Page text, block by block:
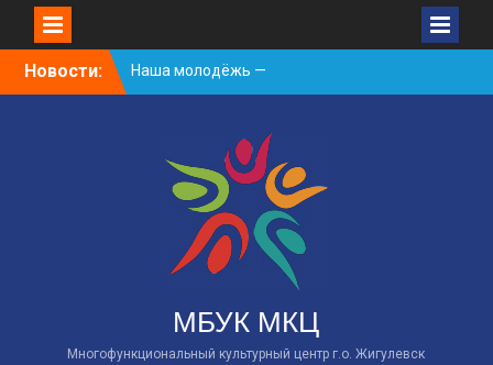
SkipНовости:
Наша молодёжь —
гордость Жигулёвска!
Встречаем новый
творческий сезон
2026/2027 в КДЦ!
МБУК МКЦ
Многофункциональный культурный центр г.о. Жигулевск